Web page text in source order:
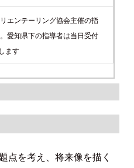
エンテーリング協会主催の指
愛知県下の指導者は当日受付
ます
点を考え、将来像を描く